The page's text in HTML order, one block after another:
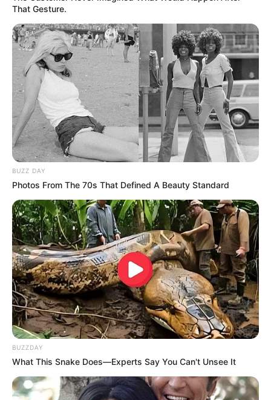
That Gesture.
BUZZ DAY
Photos From The 70s That Defined A Beauty Standard
BUZZDAY
What This Snake Does—Experts Say You Can't Unsee It